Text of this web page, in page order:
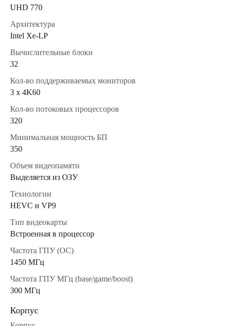
UHD 770
Архитектура
Intel Xe-LP
Вычислительные блоки
32
Кол-во поддерживаемых мониторов
3 x 4K60
Кол-во потоковых процессоров
320
Минимальная мощность БП
350
Объем видеопамяти
Выделяется из ОЗУ
Технологии
HEVC и VP9
Тип видеокарты
Встроенная в процессор
Частота ГПУ (OC)
1450 МГц
Частота ГПУ МГц (base/game/boost)
300 МГц
Корпус